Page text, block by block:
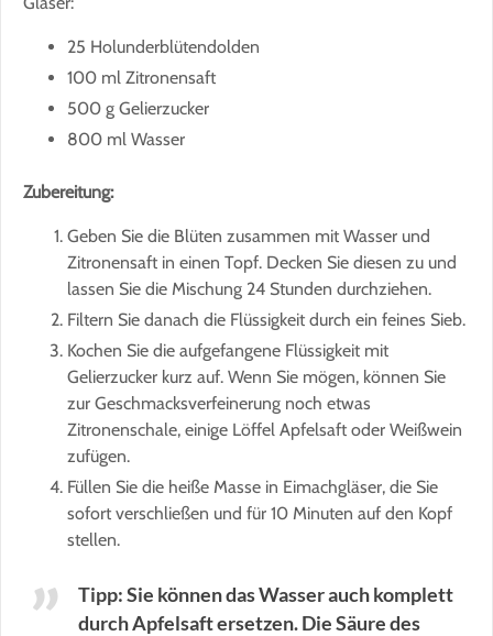
25 Holunderblütendolden
100 ml Zitronensaft
500 g Gelierzucker
800 ml Wasser
Zubereitung:
Geben Sie die Blüten zusammen mit Wasser und
Zitronensaft in einen Topf. Decken Sie diesen zu und
lassen Sie die Mischung 24 Stunden durchziehen.
Filtern Sie danach die Flüssigkeit durch ein feines Sieb.
Kochen Sie die aufgefangene Flüssigkeit mit
Gelierzucker kurz auf. Wenn Sie mögen, können Sie
zur Geschmacksverfeinerung noch etwas
Zitronenschale, einige Löffel Apfelsaft oder Weißwein
zufügen.
Füllen Sie die heiße Masse in Eimachgläser, die Sie
sofort verschließen und für 10 Minuten auf den Kopf
stellen.
Tipp: Sie können das Wasser auch komplett
durch Apfelsaft ersetzen. Die Säure des